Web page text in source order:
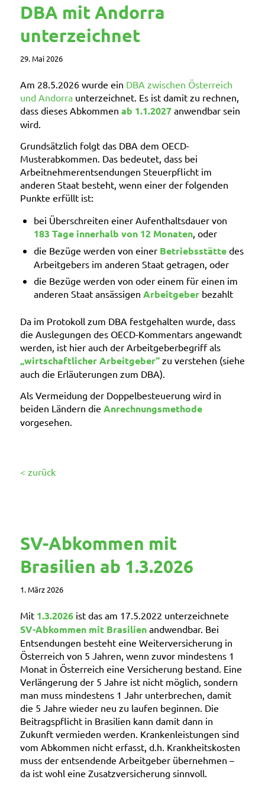
DBA mit Andorra
unterzeichnet
29. Mai 2026
Am 28.5.2026 wurde ein DBA zwischen Österreich
und Andorraunterzeichnet. Es ist damit zu rechnen,
dass dieses Abkommen ab 1.1.2027 anwendbar sein
wird.
Grundsätzlich folgt das DBA dem OECD-
Musterabkommen. Das bedeutet, dass bei
Arbeitnehmerentsendungen Steuerpflicht im
anderen Staat besteht, wenn einer der folgenden
Punkte erfüllt ist:
bei Überschreiten einer Aufenthaltsdauer von
183 Tage innerhalb von 12 Monaten, oder
die Bezüge werden von einer Betriebsstätte des
Arbeitgebers im anderen Staat getragen, oder
die Bezüge werden von oder einem für einen im
anderen Staat ansässigen Arbeitgeber bezahlt
Da im Protokoll zum DBA festgehalten wurde, dass
die Auslegungen des OECD-Kommentars angewandt
werden, ist hier auch der Arbeitgeberbegriff als
„wirtschaftlicher Arbeitgeber“zu verstehen (siehe
auch die Erläuterungen zum DBA).
Als Vermeidung der Doppelbesteuerung wird in
beiden Ländern die Anrechnungsmethode
vorgesehen.
< zurück
SV-Abkommen mit
Brasilien ab 1.3.2026
1. März 2026
Mit 1.3.2026ist das am 17.5.2022 unterzeichnete
SV-Abkommen mit Brasilienandwendbar. Bei
Entsendungen besteht eine Weiterversicherung in
Österreich von 5 Jahren, wenn zuvor mindestens 1
Monat in Österreich eine Versicherung bestand. Eine
Verlängerung der 5 Jahre ist nicht möglich, sondern
man muss mindestens 1 Jahr unterbrechen, damit
die 5 Jahre wieder neu zu laufen beginnen. Die
Beitragspflicht in Brasilien kann damit dann in
Zukunft vermieden werden. Krankenleistungen sind
vom Abkommen nicht erfasst, d.h. Krankheitskosten
muss der entsendende Arbeitgeber übernehmen –
da ist wohl eine Zusatzversicherung sinnvoll.